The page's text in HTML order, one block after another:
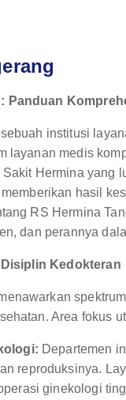
Panduan
institusi
layanan medis
Hermina yang
hasil
RS Hermina
dan perannya
Kedokteran
Area fokus
Departemen
reproduksinya.
ginekologi